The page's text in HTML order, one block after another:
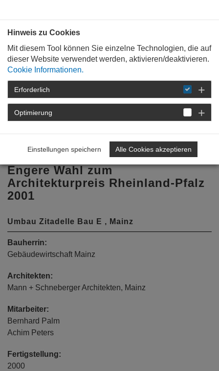
STARTSEITE
PREISE
UND AUSZEICHNUNGSVERFAHREN
ARCHITEKTURPREIS RHEINLAND-PFALZ 2001
Engere Wahl zum
Architekturpreis Rheinland-Pfalz
2001
Umbau Zitadelle Bau E , Mainz
Bauherrin:
Gebäudewirtschaft Mainz
Architekten:
Mann + Schneberger Architekten, Mainz
Mitarbeiter:
Bernhard Palm
Achim Peters
Fertigstellung:
2000
Hinweis zu Cookies
Mit diesem Tool können Sie einzelne Technologien, die auf
dieser Website verwendet werden, aktivieren/deaktivieren.
Cookie Informationen.
Erforderlich
Optimierung
Einstellungen speichern Alle Cookies akzeptieren